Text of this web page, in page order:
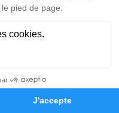
Hommages